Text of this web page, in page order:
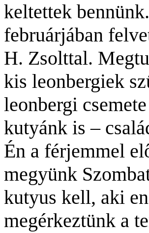
keltettek
februárjában
H. Zsolttal.
kis leonbergiek
leonbergi
kutyánk is –
Én a férjemmel
megyünk
kutyus kell, aki
megérkeztünk a